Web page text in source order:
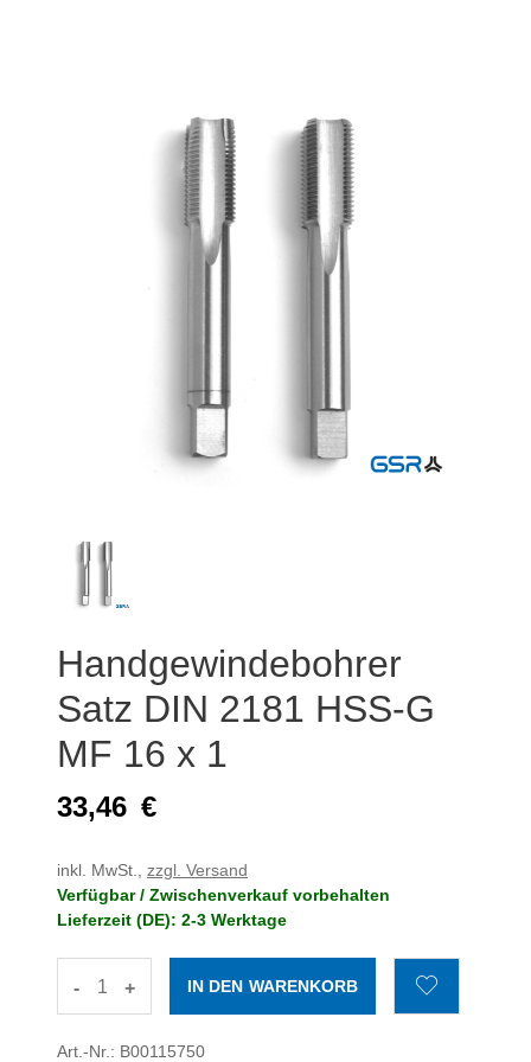
Handgewindebohrer
Satz DIN 2181 HSS-G
MF 16 x 1
33,46 €
inkl. MwSt., zzgl. Versand
Verfügbar / Zwischenverkauf vorbehalten
Lieferzeit (DE): 2-3 Werktage
- +
Art.-Nr.: B00115750